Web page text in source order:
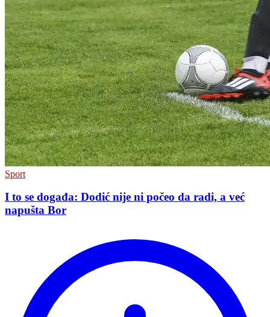
Sport
I to se događa: Dodić nije ni počeo da radi, a već
napušta Bor